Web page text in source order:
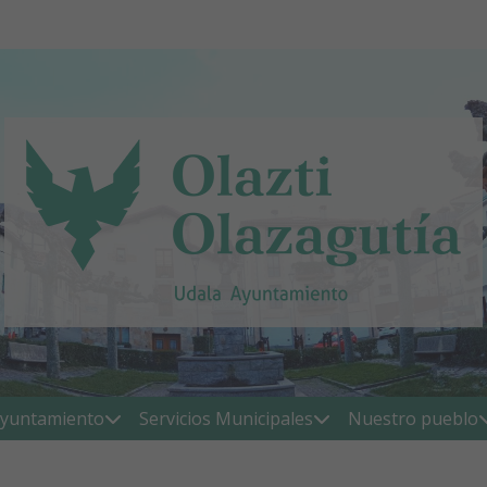
Servicios Municipales Nuestro pueblo